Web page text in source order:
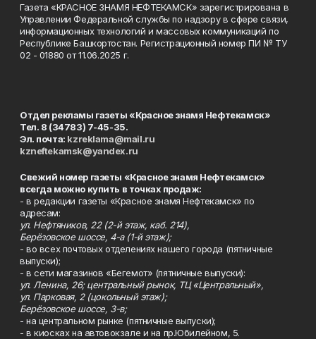
Газета «КРАСНОЕ ЗНАМЯ НЕФТЕКАМСК» зарегистрирована в
Управлении Федеральной службы по надзору в сфере связи,
информационных технологий и массовых коммуникаций по
Республике Башкортостан. Регистрационный номер ПИ № ТУ
02 - 01880 от 11.06.2025 г.
Отдел рекламы газеты «Красное знамя Нефтекамск»
Тел. 8 (34783) 7-45-35.
Эл. почта: kzreklama@mail.ru
kzneftekamsk@yandex.ru
Свежий номер газеты «Красное знамя Нефтекамск»
всегда можно купить в точках продаж:
- в редакции газеты «Красное знамя Нефтекамск» по
адресам:
ул. Нефтяников, 22 (2-й этаж, каб. 214),
Берёзовское шоссе, 4-а (1-й этаж);
- во всех почтовых отделениях нашего города (пятничные
выпуски);
- в сети магазинов «Бегемот» (пятничные выпуски):
ул. Ленина, 26; центральный рынок, ТЦ «Центральный»,
ул. Парковая, 2 (цокольный этаж);
Берёзовское шоссе, 3-в;
- на центральном рынке (пятничные выпуски);
- в киосках на автовокзале и на пр.Юбилейном, 5.